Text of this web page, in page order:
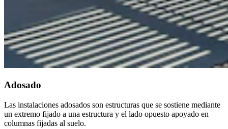
Adosado
Las instalaciones adosados son estructuras que se sostiene mediante
un extremo fijado a una estructura y el lado opuesto apoyado en
columnas fijadas al suelo.